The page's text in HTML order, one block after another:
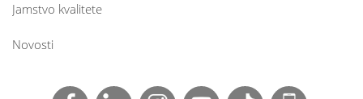
Jamstvo kvalitete
Novosti